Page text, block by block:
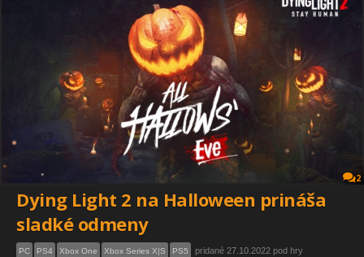
2
Dying Light 2 na Halloween prináša
sladké odmeny
PC PS4 Xbox One Xbox Series X|S PS5 pridané 27.10.2022 pod hry